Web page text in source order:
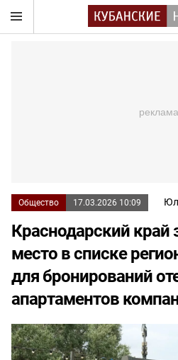
Общество 17.03.2026 10:09
Краснодарский край
место в списке
для бронирований
апартаментов